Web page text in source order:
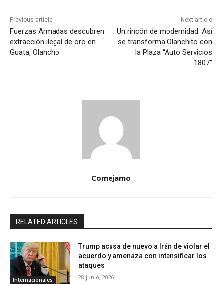
Previous article
Fuerzas Armadas descubren
extracción ilegal de oro en
Guata, Olancho
Next article
Un rincón de modernidad: Así
se transforma Olanchito con
la Plaza “Auto Servicios
1807”
Comejamo
RELATED ARTICLES
Internacionales
Trump acusa de nuevo a Irán de violar el
acuerdo y amenaza con intensificar los
ataques
28 junio, 2026